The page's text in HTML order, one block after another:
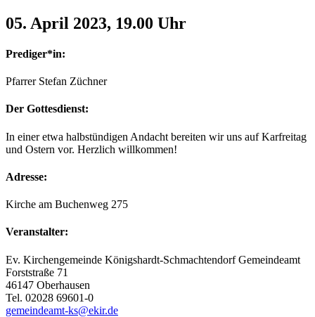
05. April 2023, 19.00 Uhr
Prediger*in:
Pfarrer Stefan Züchner
Der Gottesdienst:
In einer etwa halbstündigen Andacht bereiten wir uns auf Karfreitag
und Ostern vor. Herzlich willkommen!
Adresse:
Kirche am Buchenweg 275
Veranstalter:
Ev. Kirchengemeinde Königshardt-Schmachtendorf Gemeindeamt
Forststraße 71
46147 Oberhausen
Tel. 02028 69601-0
gemeindeamt-ks@ekir.de